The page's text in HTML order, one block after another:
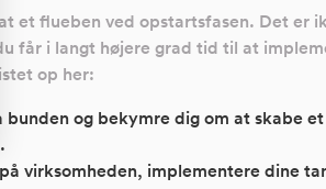
et flueben ved opstartsfasen. Det
får i langt højere grad tid til at
op her:
bunden og bekymre dig om at skabe
virksomheden, implementere dine